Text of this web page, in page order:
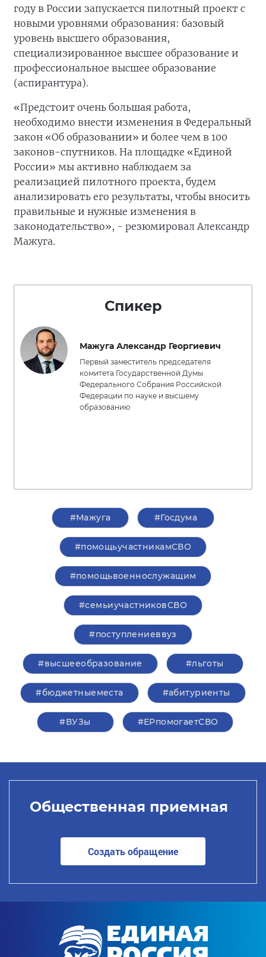
году в России запускается пилотный проект с
новыми уровнями образования: базовый
уровень высшего образования,
специализированное высшее образование и
профессиональное высшее образование
(аспирантура).
«Предстоит очень большая работа,
необходимо внести изменения в Федеральный
закон «Об образовании» и более чем в 100
законов-спутников. На площадке «Единой
России» мы активно наблюдаем за
реализацией пилотного проекта, будем
анализировать его результаты, чтобы вносить
правильные и нужные изменения в
законодательство», - резюмировал Александр
Мажуга.
Спикер
Мажуга Александр Георгиевич
Первый заместитель председателя
комитета Государственной Думы
Федерального Собрания Российской
Федерации по науке и высшему
образованию
#Мажуга #Госдума
#помощьучастникамСВО
#помощьвоеннослужащим
#семьиучастниковСВО
#поступлениеввуз
#высшееобразование #льготы
#бюджетныеместа #абитуриенты
#ВУЗы #ЕРпомогаетСВО
Общественная приемная
Создать обращение